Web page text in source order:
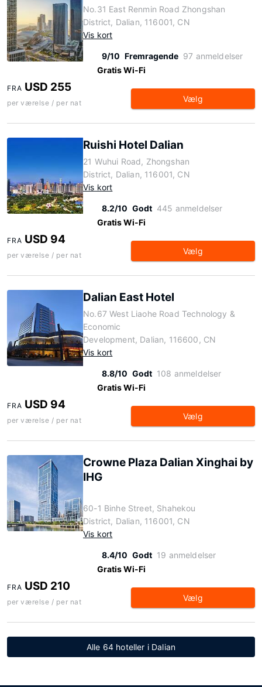
No.31 East Renmin Road Zhongshan
District, Dalian, 116001, CN
Vis kort
9/10 Fremragende 97 anmeldelser
Gratis Wi-Fi
FRA USD 255
per værelse / per nat Vælg
Ruishi Hotel Dalian
21 Wuhui Road, Zhongshan
District, Dalian, 116001, CN
Vis kort
8.2/10 Godt 445 anmeldelser
Gratis Wi-Fi
FRA USD 94
per værelse / per nat Vælg
Dalian East Hotel
No.67 West Liaohe Road Technology &
Economic
Development, Dalian, 116600, CN
Vis kort
8.8/10 Godt 108 anmeldelser
Gratis Wi-Fi
FRA USD 94
per værelse / per nat Vælg
Crowne Plaza Dalian Xinghai by
IHG
60-1 Binhe Street, Shahekou
District, Dalian, 116001, CN
Vis kort
8.4/10 Godt 19 anmeldelser
Gratis Wi-Fi
FRA USD 210
per værelse / per nat Vælg
Alle 64 hoteller i Dalian